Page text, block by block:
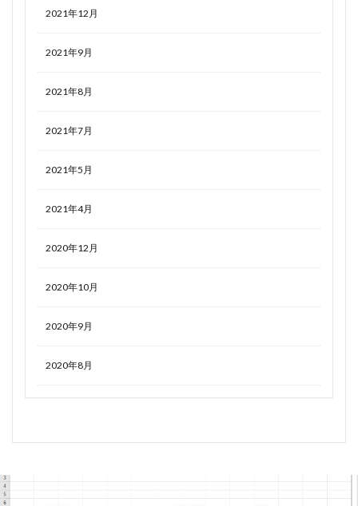
2021年12月
2021年9月
2021年8月
2021年7月
2021年5月
2021年4月
2020年12月
2020年10月
2020年9月
2020年8月